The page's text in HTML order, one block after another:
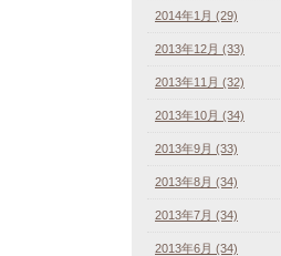
2014年1月 (29)
2013年12月 (33)
2013年11月 (32)
2013年10月 (34)
2013年9月 (33)
2013年8月 (34)
2013年7月 (34)
2013年6月 (34)